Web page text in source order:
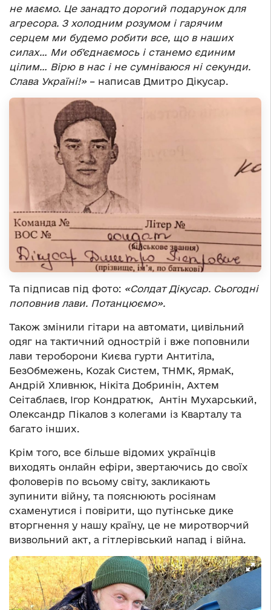
не маємо. Це занадто дорогий подарунок для
агресора. З холодним розумом і гарячим
серцем ми будемо робити все, що в наших
силах… Ми об’єднаємось і станемо єдиним
цілим… Вірю в нас і не сумніваюся ні секунди.
Слава Україні!»– написав Дмитро Дікусар.
Та підписав під фото: «Солдат Дікусар. Сьогодні
поповнив лави. Потанцюємо».
Також змінили гітари на автомати, цивільний
одяг на тактичний однострій і вже поповнили
лави тероборони Києва гурти Антитіла,
БезОбмежень, Kozak Систем, ТНМК, ЯрмаК,
Андрій Хливнюк, Нікіта Добринін, Ахтем
Сеітаблаєв, Ігор Кондратюк, Антін Мухарський,
Олександр Пікалов з колегами із Кварталу та
багато інших.
Крім того, все більше відомих українців
виходять онлайн ефіри, звертаючись до своїх
фоловерів по всьому світу, закликають
зупинити війну, та пояснюють росіянам
схаменутися і повірити, що путінське дике
вторгнення у нашу країну, це не миротворчий
визвольний акт, а гітлерівський напад і війна.